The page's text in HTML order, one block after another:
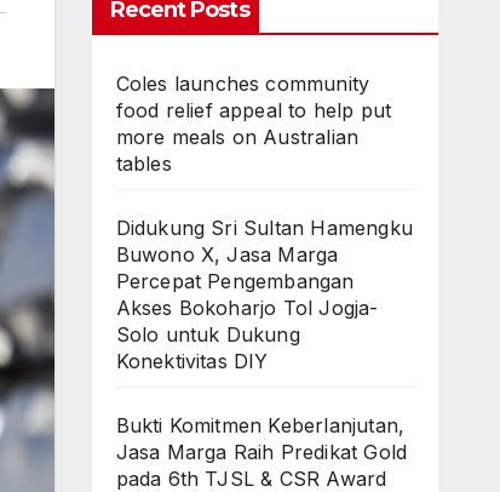
Recent Posts
Coles launches community
food relief appeal to help put
more meals on Australian
tables
Didukung Sri Sultan Hamengku
Buwono X, Jasa Marga
Percepat Pengembangan
Akses Bokoharjo Tol Jogja-
Solo untuk Dukung
Konektivitas DIY
Bukti Komitmen Keberlanjutan,
Jasa Marga Raih Predikat Gold
pada 6th TJSL & CSR Award